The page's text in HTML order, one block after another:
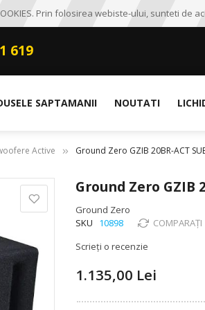
Prin folosirea webiste-ului, sunteti de
619
SAPTAMANII NOUTATI
Active Ground Zero GZIB 20BR-ACT
Ground Zero GZIB
Ground Zero
SKU
10898
COMPARAȚI
Scrieți o recenzie
1.135,00 Lei